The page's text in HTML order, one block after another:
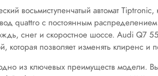
восьмиступенчатый автомат
quattro с постоянным
снег и скоростное шоссе. Audi Q7 55
которая позволяет изменять клиренс и
одно из ключевых преимуществ модели.